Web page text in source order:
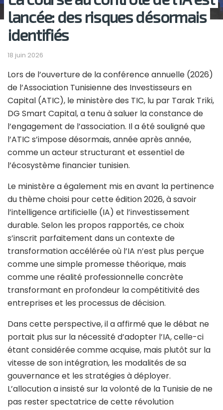
lancée: des risques désormais
identifiés
18 juin 2026
Lors de l’ouverture de la conférence annuelle (2026)
de l’Association Tunisienne des Investisseurs en
Capital (ATIC), le ministère des TIC, lu par Tarak Triki,
DG Smart Capital, a tenu à saluer la constance de
l’engagement de l’association. Il a été souligné que
l’ATIC s’impose désormais, année après année,
comme un acteur structurant et essentiel de
l’écosystème financier tunisien.
Le ministère a également mis en avant la pertinence
du thème choisi pour cette édition 2026, à savoir
l’intelligence artificielle (IA) et l’investissement
durable. Selon les propos rapportés, ce choix
s’inscrit parfaitement dans un contexte de
transformation accélérée où l’IA n’est plus perçue
comme une simple promesse théorique, mais
comme une réalité professionnelle concrète
transformant en profondeur la compétitivité des
entreprises et les processus de décision.
Dans cette perspective, il a affirmé que le débat ne
portait plus sur la nécessité d’adopter l’IA, celle-ci
étant considérée comme acquise, mais plutôt sur la
vitesse de son intégration, les modalités de sa
gouvernance et les stratégies à déployer.
L’allocution a insisté sur la volonté de la Tunisie de ne
pas rester spectatrice de cette révolution